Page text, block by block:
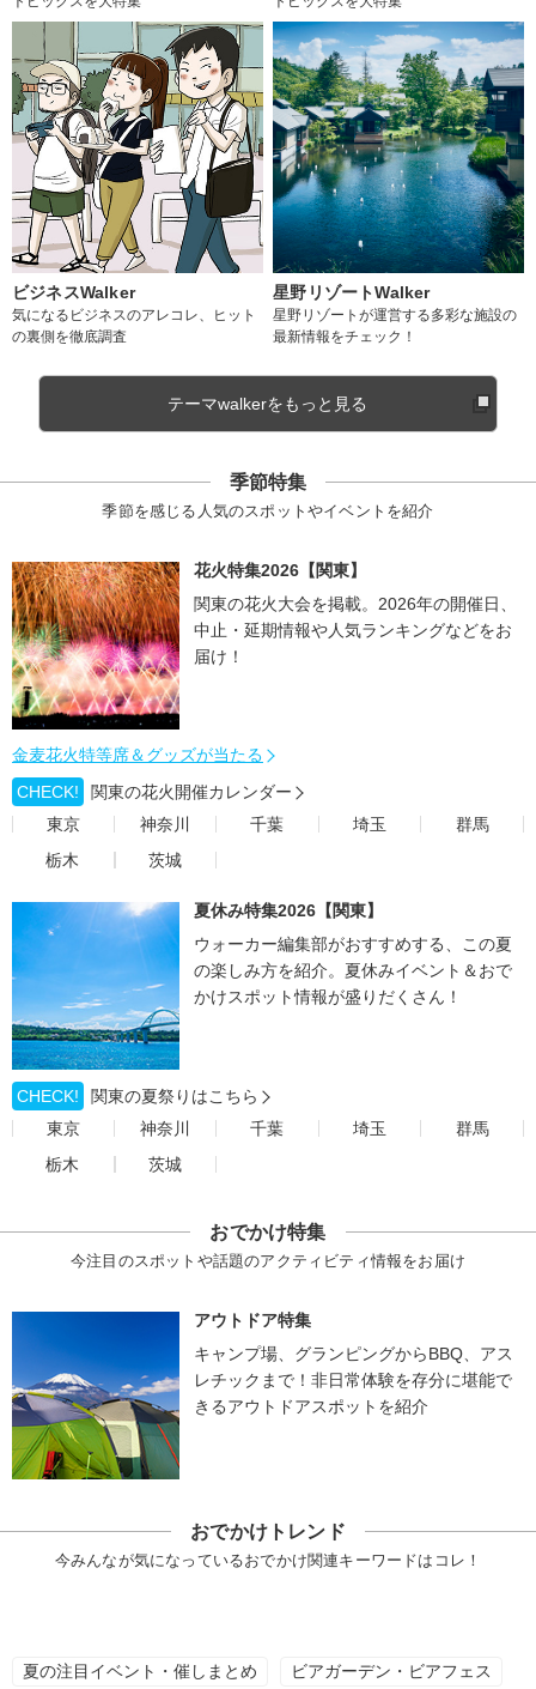
ビジネスWalker
気になるビジネスのアレコレ、ヒット
の裏側を徹底調査
星野リゾートWalker
星野リゾートが運営する多彩な施設の
最新情報をチェック！
テーマwalkerをもっと見る
季節特集
季節を感じる人気のスポットやイベントを紹介
花火特集2026【関東】
関東の花火大会を掲載。2026年の開催日、
中止・延期情報や人気ランキングなどをお
届け！
金麦花火特等席＆グッズが当たる
CHECK!
関東の花火開催カレンダー
東京
神奈川 千葉 埼玉
群馬
栃木
茨城
夏休み特集2026【関東】
ウォーカー編集部がおすすめする、この夏
の楽しみ方を紹介。夏休みイベント＆おで
かけスポット情報が盛りだくさん！
CHECK!
関東の夏祭りはこちら
東京
神奈川 千葉 埼玉
群馬
栃木
茨城
おでかけ特集
今注目のスポットや話題のアクティビティ情報をお届け
アウトドア特集
キャンプ場、グランピングからBBQ、アス
レチックまで！非日常体験を存分に堪能で
きるアウトドアスポットを紹介
おでかけトレンド
今みんなが気になっているおでかけ関連キーワードはコレ！
夏の注目イベント・催しまとめ ビアガーデン・ビアフェス